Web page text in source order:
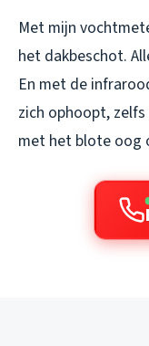
Met mijn
het dakbeschot.
En met de
zich ophoopt,
met het blote oog